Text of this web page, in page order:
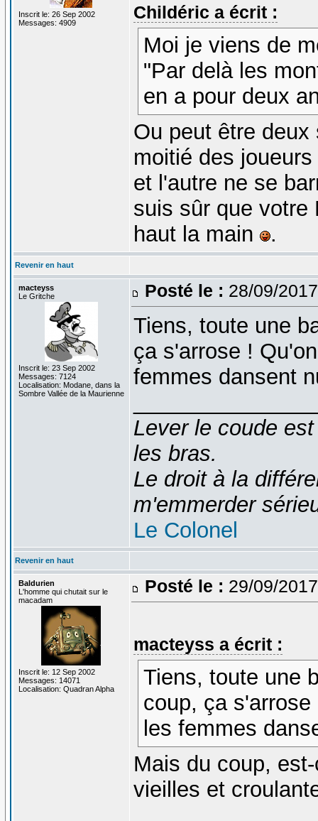
Inscrit le: 26 Sep 2002
Messages: 4909
Childéric a écrit :
Moi je viens de
"Par delà les
en a pour deux
Ou peut être
moitié des
et l'autre ne se
suis sûr que votre
haut la main
.
Revenir en haut
macteyss
Le Gritche
Inscrit le: 23 Sep 2002
Messages: 7124
Localisation: Modane, dans la
Sombre Vallée de la Maurienne
Posté le : 28/09/
Tiens, toute une
ça s'arrose !
femmes dansent
Lever le coude
les bras.
Le droit à la
m'emmerder
Le Colonel
Revenir en haut
Baldurien
L'homme qui chutait sur le
macadam
Inscrit le: 12 Sep 2002
Messages: 14071
Localisation: Quadran Alpha
Posté le : 29/09/
macteyss a écrit :
Tiens, toute une
coup, ça
les femmes
Mais du coup,
vieilles et